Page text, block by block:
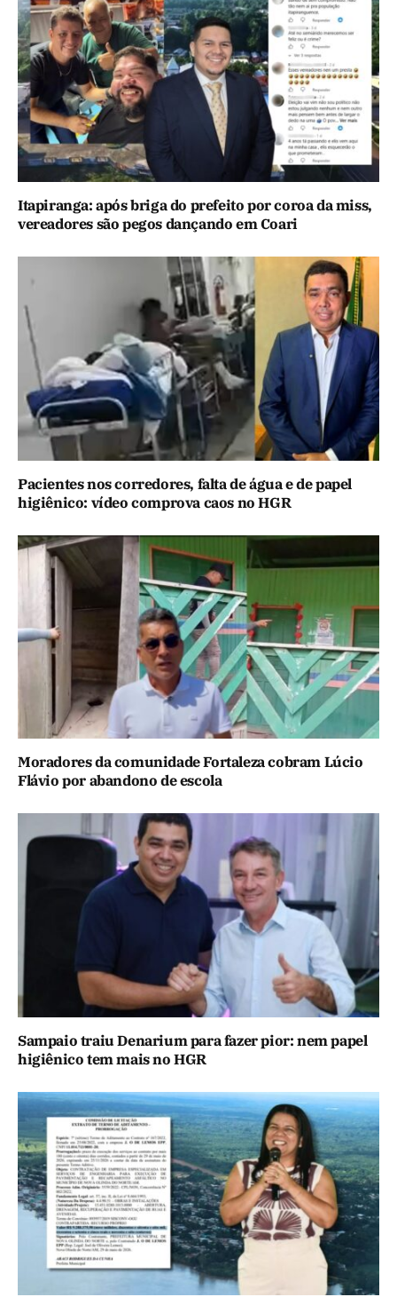
Itapiranga: após briga do prefeito por coroa da miss,
vereadores são pegos dançando em Coari
Pacientes nos corredores, falta de água e de papel
higiênico: vídeo comprova caos no HGR
Moradores da comunidade Fortaleza cobram Lúcio
Flávio por abandono de escola
Sampaio traiu Denarium para fazer pior: nem papel
higiênico tem mais no HGR